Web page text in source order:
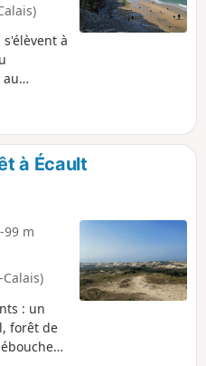
s'élèvent à
au
Wissant
en face
à Écault
-99 m
: un
forêt de